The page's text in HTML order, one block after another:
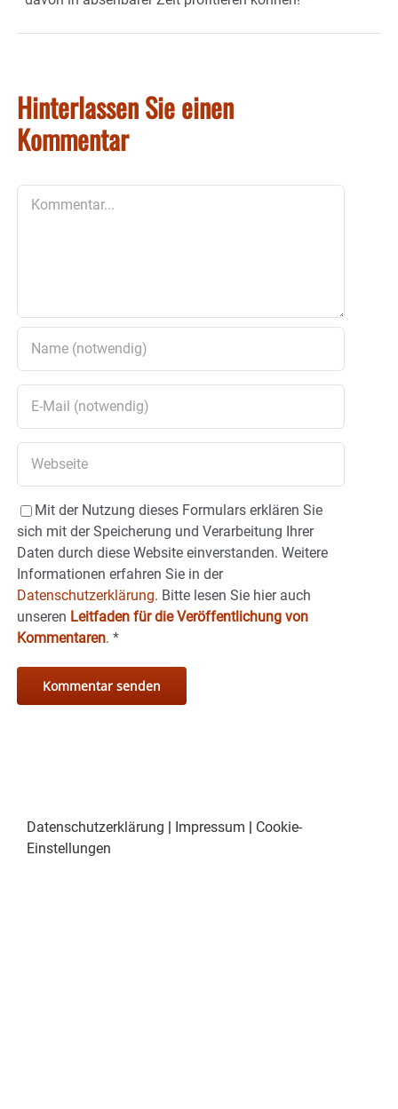
Hinterlassen Sie einen
Kommentar
Mit der Nutzung dieses Formulars erklären Sie
sich mit der Speicherung und Verarbeitung Ihrer
Daten durch diese Website einverstanden. Weitere
Informationen erfahren Sie in der
Datenschutzerklärung. Bitte lesen Sie hier auch
unseren Leitfaden für die Veröffentlichung von
Kommentaren. *
Datenschutzerklärung | Impressum | Cookie-
Einstellungen